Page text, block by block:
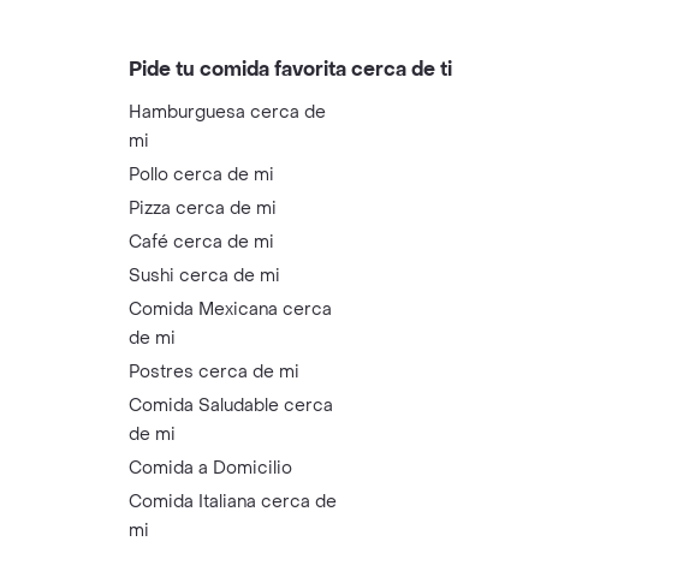
Pide tu comida favorita cerca de ti
Hamburguesa cerca de
mi
Pollo cerca de mi
Pizza cerca de mi
Café cerca de mi
Sushi cerca de mi
Comida Mexicana cerca
de mi
Postres cerca de mi
Comida Saludable cerca
de mi
Comida a Domicilio
Comida Italiana cerca de
mi